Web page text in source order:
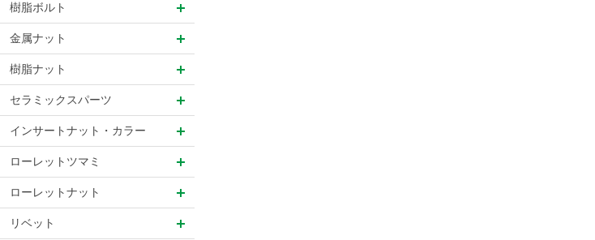
樹脂ボルト
金属ナット
樹脂ナット
セラミックスパーツ
インサートナット・カラー
ローレットツマミ
ローレットナット
リベット